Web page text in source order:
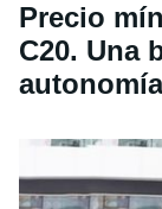
Precio
C20. Una